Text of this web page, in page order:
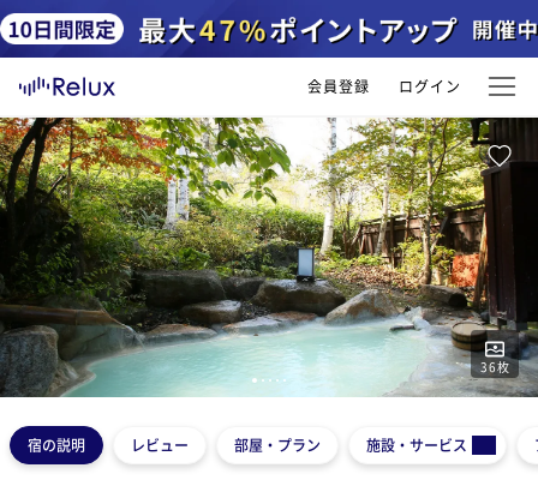
会員登録 ログイン
36枚
1 2 3 4 5
宿の説明 レビュー 部屋・プラン 施設・サービス